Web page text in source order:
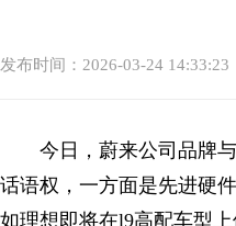
发布时间：2026-03-24 14:33:23
今日，蔚来公司品牌
话语权，一方面是先进硬
如理想即将在l9高配车型